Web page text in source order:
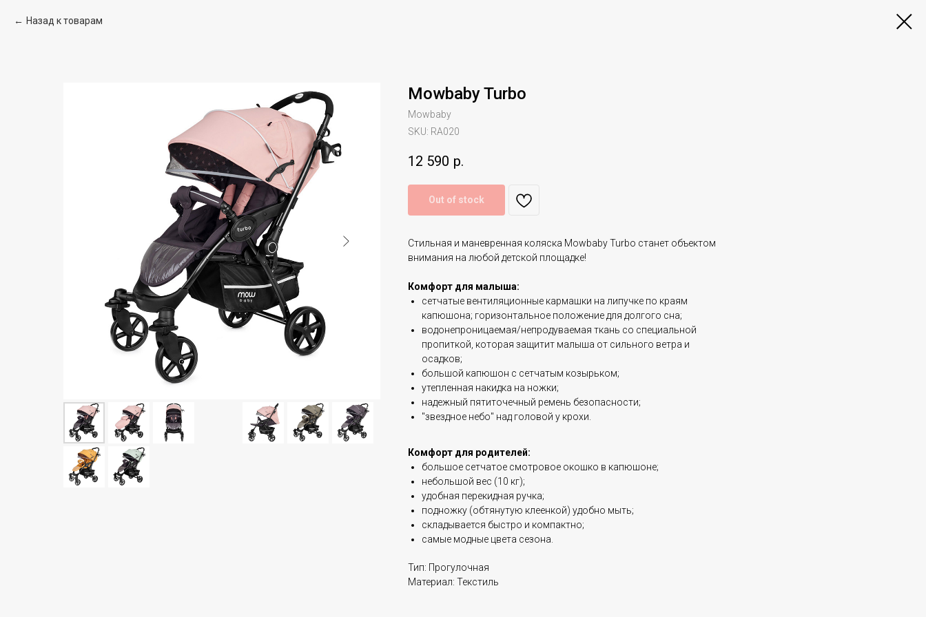
Назад к товарам
Mowbaby Turbo
Mowbaby
SKU: RA020
12 590 р.
Out of stock
Стильная и маневренная коляска Mowbaby Turbo станет объектом
внимания на любой детской площадке!
Комфорт для малыша:
сетчатые вентиляционные кармашки на липучке по краям
капюшона; горизонтальное положение для долгого сна;
водонепроницаемая/непродуваемая ткань со специальной
пропиткой, которая защитит малыша от сильного ветра и
осадков;
большой капюшон с сетчатым козырьком;
утепленная накидка на ножки;
надежный пятиточечный ремень безопасности;
"звездное небо" над головой у крохи.
Комфорт для родителей:
большое сетчатое смотровое окошко в капюшоне;
небольшой вес (10 кг);
удобная перекидная ручка;
подножку (обтянутую клеенкой) удобно мыть;
складывается быстро и компактно;
самые модные цвета сезона.
Тип: Прогулочная
Материал: Текстиль